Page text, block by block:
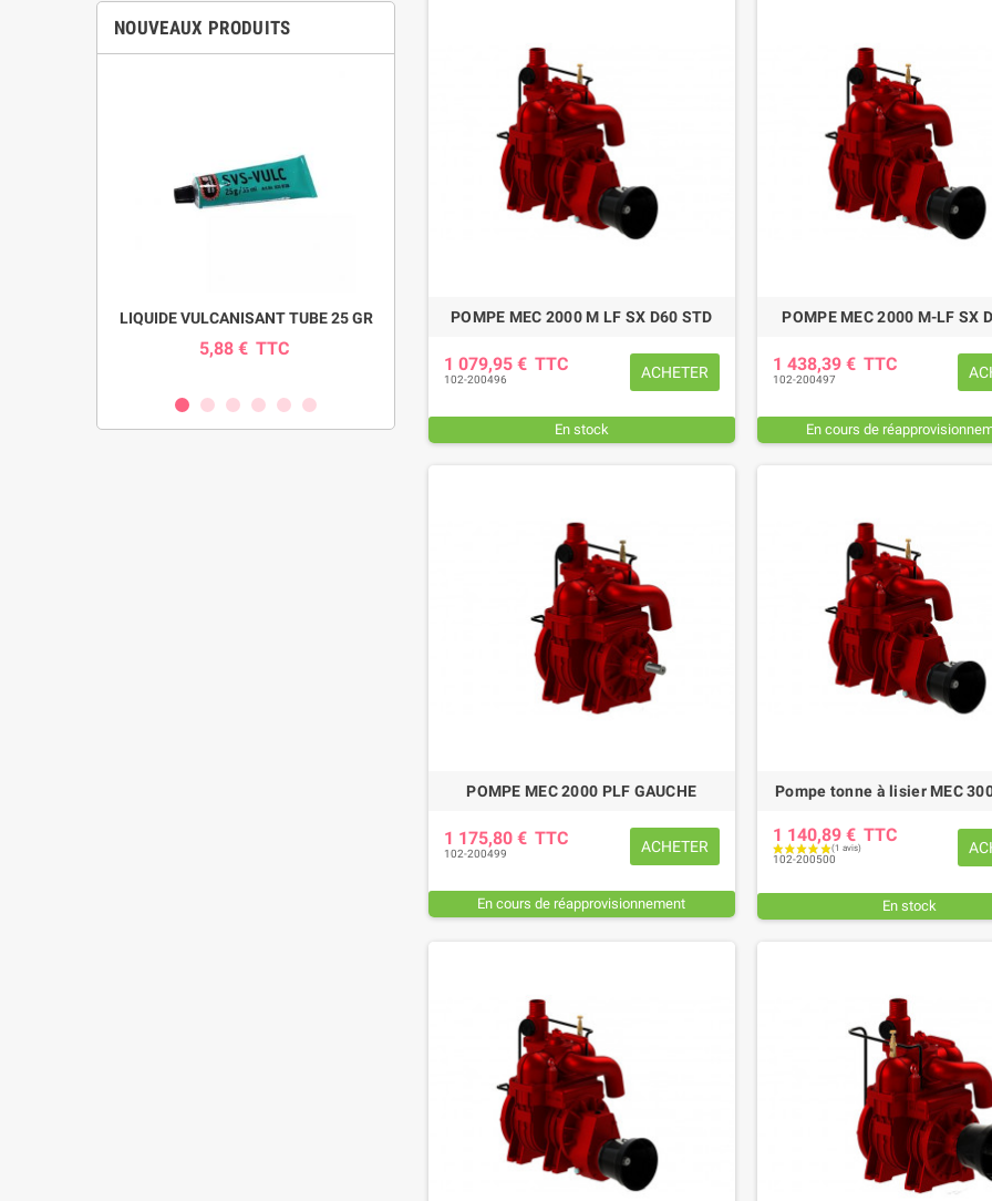
NOUVEAUX PRODUITS
LIQUIDE VULCANISANT TUBE 25 GR
5,88 € TTC
INDICATEUR DE SERRAGE 27
PATIN D'USURE (intérieur)
78,36 €TTC
POMPE MEC 2000 M LF SX D60 STD
1 079,95 € TTC
102-200496 ACHETER
En stock
POMPE MEC 2000 M-LF SX
1 438,39 € TTC
102-200497
En cours de
POMPE MEC 2000 PLF GAUCHE
1 175,80 € TTC
102-200499 ACHETER
En cours de réapprovisionnement
Pompe tonne à lisier MEC
1 140,89 € TTC
102-200500
En stock